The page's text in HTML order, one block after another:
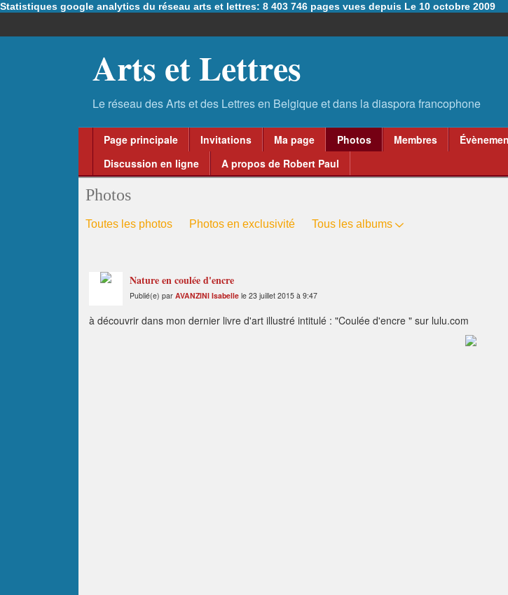
Statistiques google analytics du réseau arts et lettres: 8 403 746 pages vues depuis Le 10 octobre 2009
Arts et Lettres
Page principale Invitations Ma page Photos Membres
Discussion en ligne
A propos de Robert Paul
Photos
Toutes les photos Photos en exclusivité Tous les albums
Nature en coulée d'encre
Publié(e) par AVANZINI Isabelle le 23 juillet 2015 à 9:47
à découvrir dans mon dernier livre d'art illustré intitulé : "Coulée d'encre " sur lulu.com